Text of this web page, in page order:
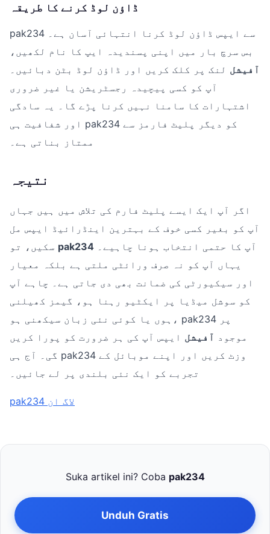
ڈاؤن لوڈ کرنے کا طریقہ
pak234 سے ایپس ڈاؤن لوڈ کرنا انتہائی آسان ہے۔
بس سرچ بار میں اپنی پسندیدہ ایپ کا نام لکھیں،
آفیشل لنک پر کلک کریں اور ڈاؤن لوڈ بٹن دبائیں۔
آپ کو کسی پیچیدہ رجسٹریشن یا غیر ضروری
اشتہارات کا سامنا نہیں کرنا پڑے گا۔ یہ سادگی
اور شفافیت ہی pak234 کو دیگر پلیٹ فارمز سے
ممتاز بناتی ہے۔
نتیجہ
اگر آپ ایک ایسے پلیٹ فارم کی تلاش میں ہیں جہاں
آپ کو بغیر کسی خوف کے بہترین اینڈرائیڈ ایپس مل
pak234
یہاں آپ کو نہ صرف ورائٹی ملتی ہے بلکہ معیار
اور سیکیورٹی کی ضمانت بھی دی جاتی ہے۔ چاہے آپ
کو سوشل میڈیا پر ایکٹیو رہنا ہو، گیمز کھیلنی
ہوں یا کوئی نئی زبان سیکھنی ہو، pak234 پر
موجود آفیشل ایپس آپ کی ہر ضرورت کو پورا کریں
گی۔ آج ہی pak234 وزٹ کریں اور اپنے موبائل کے
تجربے کو ایک نئی بلندی پر لے جائیں۔
pak234 لاگ ان
Suka artikel ini? Coba pak234
Unduh Gratis